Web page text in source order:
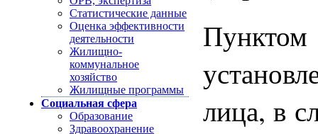
Статистические данные
Оценка эффективности
деятельности
Жилищно-
коммунальное
хозяйство
Жилищные программы
Социальная сфера
Образование
Здравоохранение
лица, в